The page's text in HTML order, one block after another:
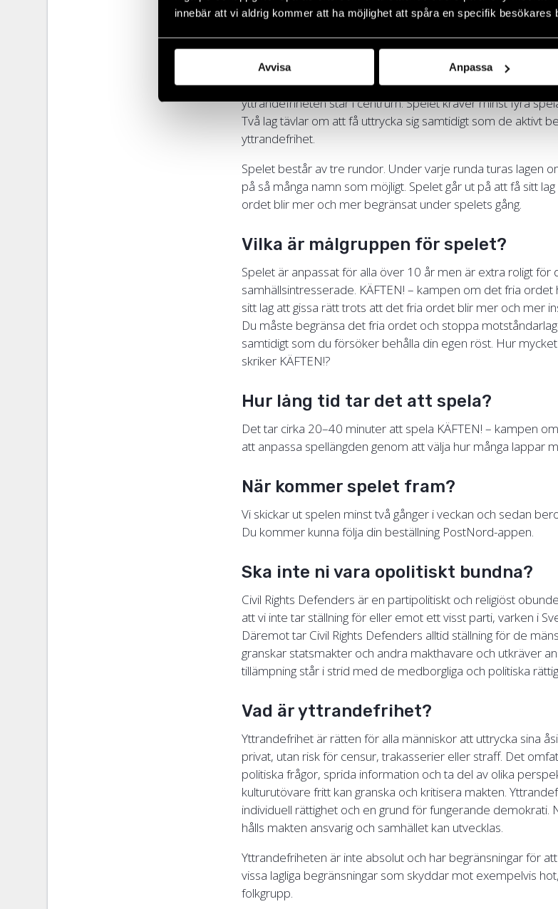
innebär att vi aldrig kommer att ha möjlighet att spåra en specifik besökares
Avvisa Anpassa
lapparna efter spelarnas ålder och referensramar.
Vad går spelet ut på?
KÄFTEN! – kampen om det fria ordet är ett snabbspelat
yttrandefriheten står i centrum. Spelet kräver minst fyra
Två lag tävlar om att få uttrycka sig samtidigt som de aktivt
yttrandefrihet.
Spelet består av tre rundor. Under varje runda turas lagen
på så många namn som möjligt. Spelet går ut på att få sitt
ordet blir mer och mer begränsat under spelets gång.
Vilka är målgruppen för spelet?
Spelet är anpassat för alla över 10 år men är extra roligt för
samhällsintresserade. KÄFTEN! – kampen om det fria
sitt lag att gissa rätt trots att det fria ordet blir mer och mer
Du måste begränsa det fria ordet och stoppa
samtidigt som du försöker behålla din egen röst. Hur
skriker KÄFTEN!?
Hur lång tid tar det att spela?
Det tar cirka 20–40 minuter att spela KÄFTEN! – kampen
att anpassa spellängden genom att välja hur många lappar
När kommer spelet fram?
Vi skickar ut spelen minst två gånger i veckan och sedan
Du kommer kunna följa din beställning PostNord-appen.
Ska inte ni vara opolitiskt bundna?
Civil Rights Defenders är en partipolitiskt och religiöst
att vi inte tar ställning för eller emot ett visst parti, varken i
Däremot tar Civil Rights Defenders alltid ställning för de
granskar statsmakter och andra makthavare och utkräver
tillämpning står i strid med de medborgliga och politiska
Vad är yttrandefrihet?
Yttrandefrihet är rätten för alla människor att uttrycka sina
privat, utan risk för censur, trakasserier eller straff. Det
politiska frågor, sprida information och ta del av olika
kulturutövare fritt kan granska och kritisera makten.
individuell rättighet och en grund för fungerande demokrati.
hålls makten ansvarig och samhället kan utvecklas.
Yttrandefriheten är inte absolut och har begränsningar för
vissa lagliga begränsningar som skyddar mot exempelvis
folkgrupp.